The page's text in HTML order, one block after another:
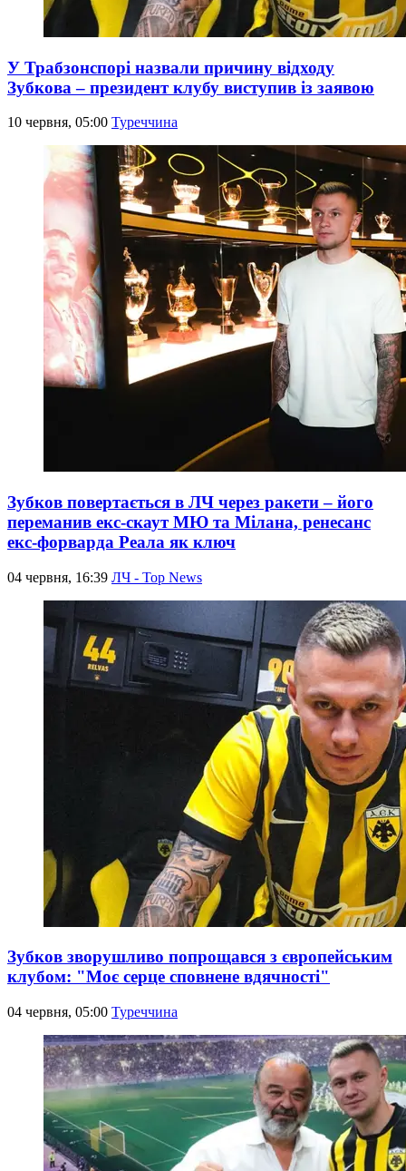
У Трабзонспорі назвали причину відходу
Зубкова – президент клубу виступив із заявою
10 червня, 05:00 Туреччина
Зубков повертається в ЛЧ через ракети – його
переманив екс-скаут МЮ та Мілана, ренесанс
екс-форварда Реала як ключ
04 червня, 16:39 ЛЧ - Top News
Зубков зворушливо попрощався з європейським
клубом: "Моє серце сповнене вдячності"
04 червня, 05:00 Туреччина